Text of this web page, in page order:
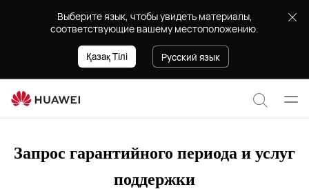
Выберите язык, чтобы увидеть материалы,
соответствующие вашему местоположению.
Русский язык
Қазақ Тілі
Поиск
сайту
Запрос гарантийного периода и услуг
поддержки